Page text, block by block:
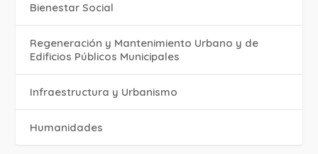
Bienestar Social
Regeneración y Mantenimiento Urbano y de
Edificios Públicos Municipales
Infraestructura y Urbanismo
Humanidades